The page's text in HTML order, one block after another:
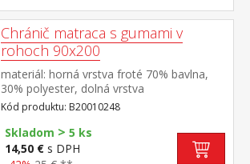
Chránič matraca s gumami v
rohoch 90x200
materiál: horná vrstva froté 70% bavlna,
30% polyester, dolná vrstva
polyuretán farebné prevedenie biela v
rohoch všité gumy, prateľné do 60 °C
Kód produktu: B20010248
Skladom > 5 ks
14,50 € s DPH